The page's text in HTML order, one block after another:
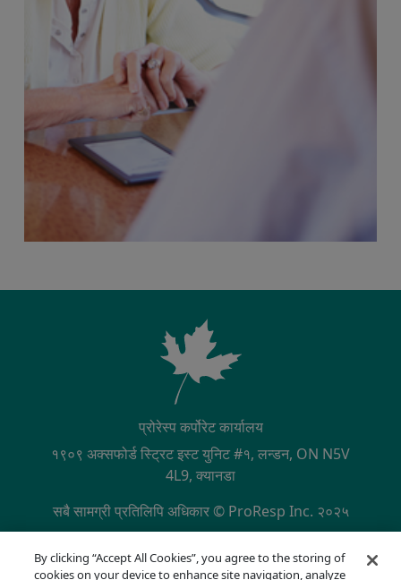
प्रोरेस्प कर्पोरेट कार्यालय
१९०९ अक्सफोर्ड स्ट्रिट इस्ट युनिट #१, लन्डन, ON N5V
4L9, क्यानडा
सबै सामग्री प्रतिलिपि अधिकार © ProResp Inc. २०२५
SECONDARY MENU
गोपनीयता नीति
By clicking “Accept All Cookies”, you agree to the storing of
cookies on your device to enhance site navigation, analyze